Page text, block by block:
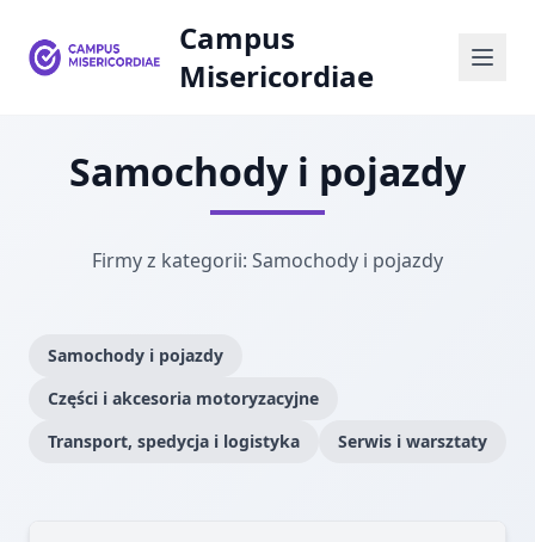
Campus
Misericordiae
Samochody i pojazdy
Firmy z kategorii: Samochody i pojazdy
Samochody i pojazdy
Części i akcesoria motoryzacyjne
Transport, spedycja i logistyka
Serwis i warsztaty